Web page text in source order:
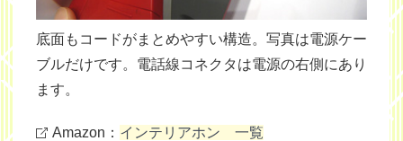
底面もコードがまとめやすい構造。写真は電源ケー
ブルだけです。電話線コネクタは電源の右側にあり
ます。
Amazon： インテリアホン 一覧